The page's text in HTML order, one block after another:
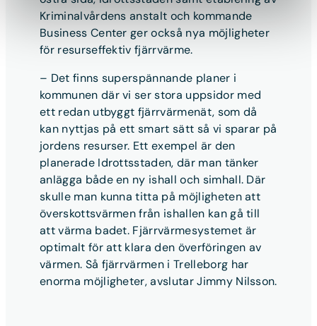
Kriminalvårdens anstalt och kommande
Business Center ger också nya möjligheter
för resurseffektiv fjärrvärme.
– Det finns superspännande planer i
kommunen där vi ser stora uppsidor med
ett redan utbyggt fjärrvärmenät, som då
kan nyttjas på ett smart sätt så vi sparar på
jordens resurser. Ett exempel är den
planerade Idrottsstaden, där man tänker
anlägga både en ny ishall och simhall. Där
skulle man kunna titta på möjligheten att
överskottsvärmen från ishallen kan gå till
att värma badet. Fjärrvärmesystemet är
optimalt för att klara den överföringen av
värmen. Så fjärrvärmen i Trelleborg har
enorma möjligheter, avslutar Jimmy Nilsson.